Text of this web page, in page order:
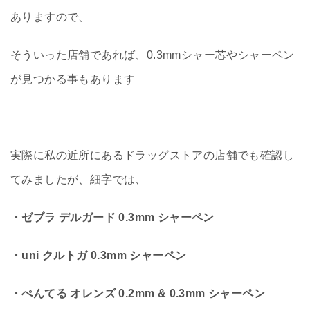
ありますので、
そういった店舗であれば、0.3mmシャー芯やシャーペン
が見つかる事もあります
実際に私の近所にあるドラッグストアの店舗でも確認し
てみましたが、細字では、
・ゼブラ デルガード 0.3mm シャーペン
・uni クルトガ 0.3mm シャーペン
・ぺんてる オレンズ 0.2mm & 0.3mm シャーペン